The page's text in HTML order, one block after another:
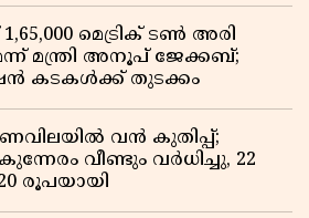
മെട്രിക് ടൺ അരി
മന്ത്രി അനൂപ് ജേക്കബ്;
കടകൾക്ക് തുടക്കം
വൻ കുതിപ്പ്;
വീണ്ടും വർധിച്ചു, 22
രൂപയായി